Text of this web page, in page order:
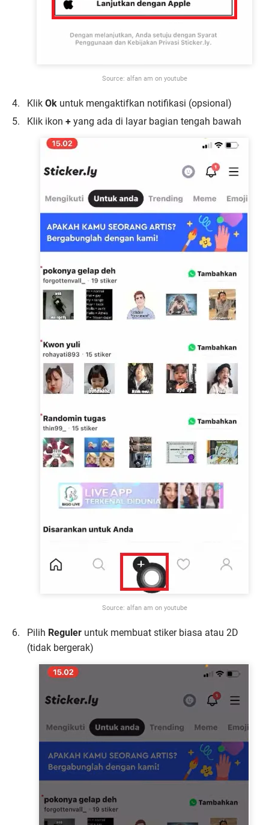
Source: alfan am on youtube
Klik Ok untuk mengaktifkan notifikasi (opsional)
Klik ikon + yang ada di layar bagian tengah bawah
Source: alfan am on youtube
Pilih Reguler untuk membuat stiker biasa atau 2D
(tidak bergerak)